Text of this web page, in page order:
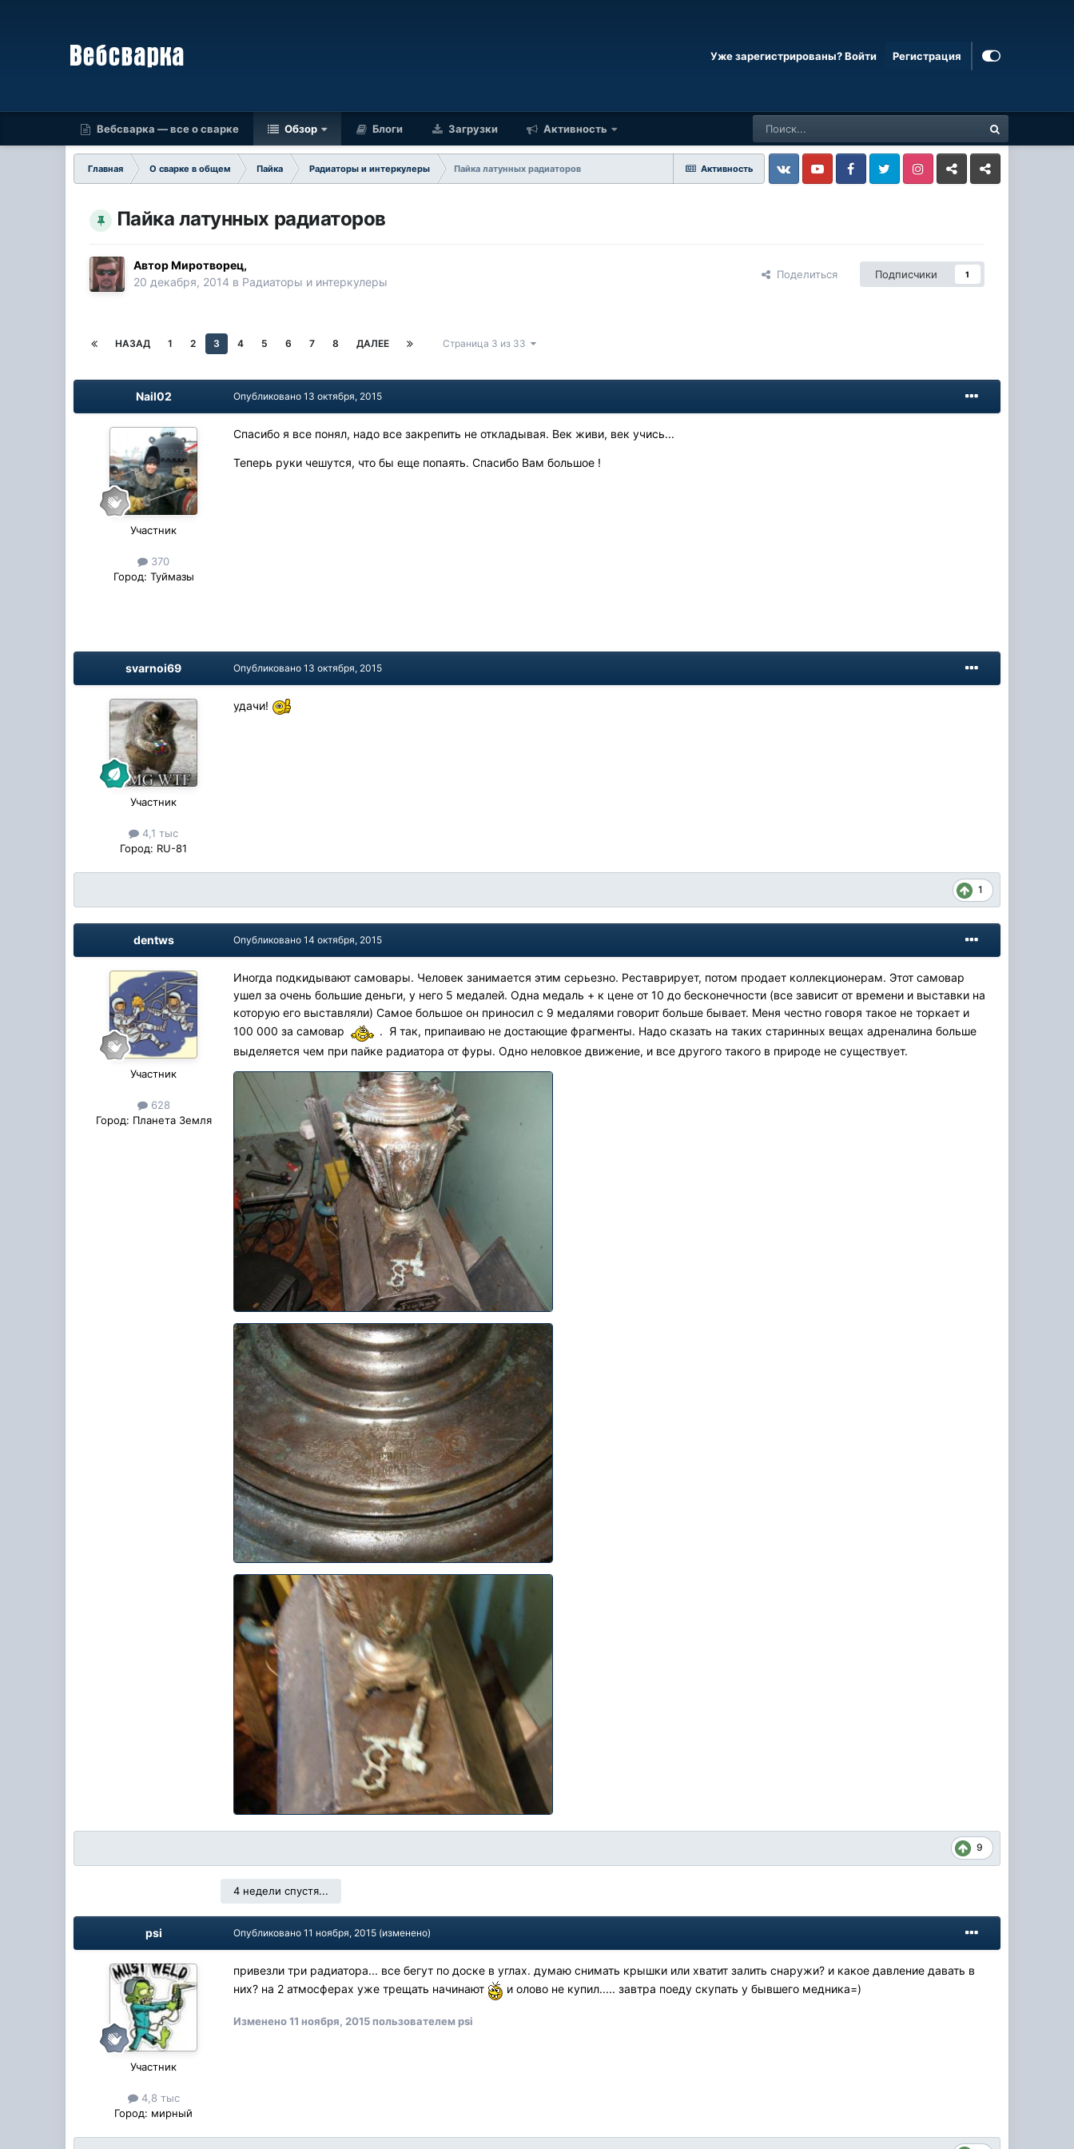
Уже зарегистрированы? Войти Регистрация
Вебсварка — все о сварке Обзор Блоги Загрузки Активность
Активность
Главная О сварке в общем Пайка Радиаторы и интеркулеры
Пайка латунных радиаторов
VkontakteYouTube FacebookTwitter InstagramLivejournalOdnoklassniki
Пайка латунных радиаторов
АвторМиротворец,
20 декабря, 2014 в Радиаторы и интеркулеры
Поделиться Подписчики 1
НАЗАД 1 2 3 4 5 6 7 8 ДАЛЕЕ Страница 3 из 33
Nail02
Участник
370
Город: Туймазы
Опубликовано13 октября, 2015
Спасибо я все понял, надо все закрепить не откладывая. Век живи, век учись...
Теперь руки чешутся, что бы еще попаять. Спасибо Вам большое !
svarnoi69
Участник
4,1 тыс
Город: RU-81
Опубликовано13 октября, 2015
удачи!
1
dentws
Участник
628
Город: Планета Земля
Опубликовано14 октября, 2015
Иногда подкидывают самовары. Человек занимается этим серьезно. Реставрирует, потом продает коллекционерам. Этот самовар
ушел за очень большие деньги, у него 5 медалей. Одна медаль + к цене от 10 до бесконечности (все зависит от времени и выставки на
которую его выставляли) Самое большое он приносил с 9 медалями говорит больше бывает. Меня честно говоря такое не торкает и
100 000 за самовар
. Я так, припаиваю не достающие фрагменты. Надо сказать на таких старинных вещах адреналина больше
выделяется чем при пайке радиатора от фуры. Одно неловкое движение, и все другого такого в природе не существует.
9
4 недели спустя...
psi
Участник
4,8 тыс
Город: мирный
Опубликовано11 ноября, 2015 (изменено)
привезли три радиатора... все бегут по доске в углах. думаю снимать крышки или хватит залить снаружи? и какое давление давать в
них? на 2 атмосферах уже трещать начинают
и олово не купил..... завтра поеду скупать у бывшего медника=)
Изменено11 ноября, 2015пользователем psi